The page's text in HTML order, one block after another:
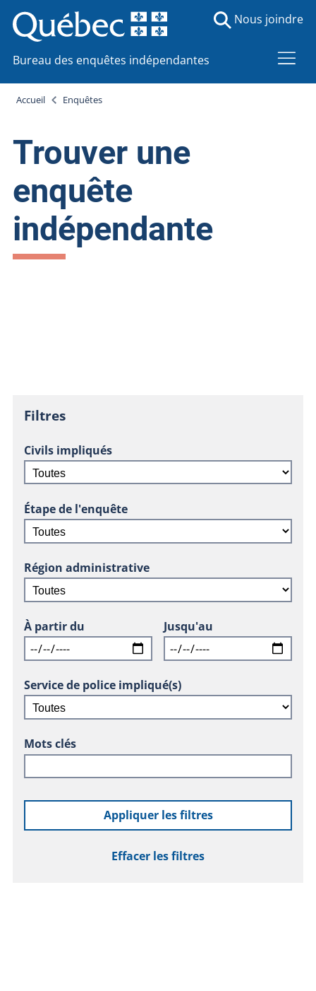
Bureau des enquêtes indépendantes
Nous joindre
Accueil Enquêtes
Trouver une
enquête
indépendante
Filtres
Civils impliqués
Étape de l'enquête
Région administrative
À partir du Jusqu'au
Service de police impliqué(s)
Mots clés
Appliquer les filtres
Effacer les filtres